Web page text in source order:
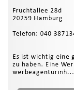
Fruchtallee 28d
20259 Hamburg
Telefon: 040
Es ist wichtig eine
zu haben. Eine
werbeagenturinh...